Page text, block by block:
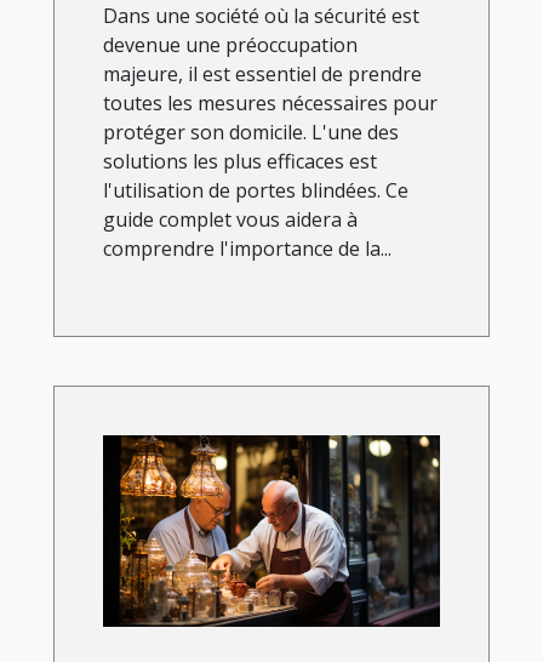
Dans une société où la sécurité est
devenue une préoccupation
majeure, il est essentiel de prendre
toutes les mesures nécessaires pour
protéger son domicile. L'une des
solutions les plus efficaces est
l'utilisation de portes blindées. Ce
guide complet vous aidera à
comprendre l'importance de la...